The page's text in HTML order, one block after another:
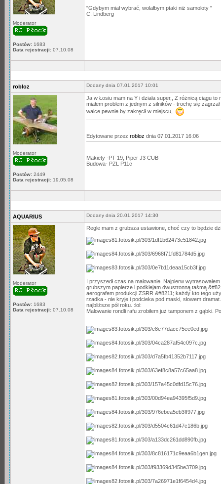
Moderator
Postów: 1683
Data rejestracji: 07.10.08
"Gdybym miał wybrać, wolałbym ptaki niż samoloty "
C. Lindberg
robloz Dodany dnia 07.01.2017 10:01
Moderator
Postów: 2449
Data rejestracji: 19.05.08
Ja w Łosiu mam na Y i działa super,, Z różnicą ciągu
miałem problem z jednym z silników - trochę się
walce pewnie by zakręcił w miejscu,
Edytowane przez robloz dnia 07.01.2017 16:06
Makiety -PT 19, Piper J3 CUB
Budowa- PZL P11c
AQUARIUS Dodany dnia 20.01.2017 14:30
Moderator
Postów: 1683
Data rejestracji: 07.10.08
Regle mam z grubsza ustawione, choć czy to będzie
I przyszedł czas na malowanie. Najpierw
grubszym papierze i podklejam dwustronną taśmą
aerografem produkcji ZSRR &#8211; każdy kto tego
rzadka - nie kryje i podcieka pod maski, słowem
najbliższe pół roku. :lol:
Malowanie rondli rafu zrobiłem już tamponem z gąbki.